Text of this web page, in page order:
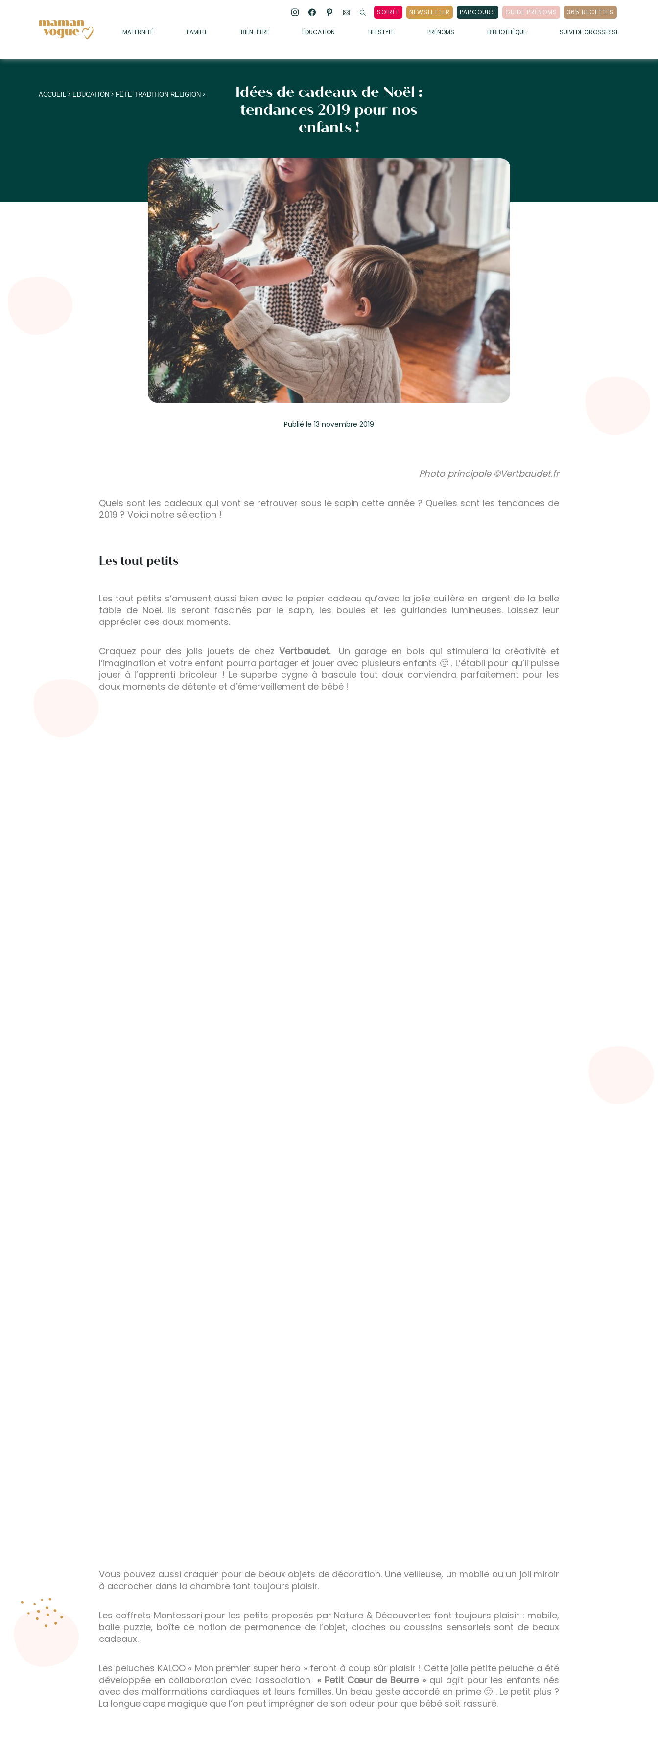
SOIRÉE NEWSLETTER PARCOURS GUIDE PRÉNOMS 365 RECETTES
MATERNITÉ FAMILLE BIEN-ÊTRE ÉDUCATION LIFESTYLE PRÉNOMS BIBLIOTHÈQUE SUIVI DE GROSSESSE
• SOMMEIL
• MÉDECINE DOUCE
+
+
ACCUEIL> EDUCATION> FÊTE TRADITION RELIGION>
Idées de cadeaux de Noël :
tendances 2019 pour nos
enfants !
Publié le 13 novembre 2019
Photo principale ©Vertbaudet.fr
Quels sont les cadeaux qui vont se retrouver sous le sapin cette année ? Quelles sont les tendances de
2019 ? Voici notre sélection !
Les tout petits
Les tout petits s’amusent aussi bien avec le papier cadeau qu’avec la jolie cuillère en argent de la belle
table de Noël. Ils seront fascinés par le sapin, les boules et les guirlandes lumineuses. Laissez leur
apprécier ces doux moments.
Craquez pour des jolis jouets de chez Vertbaudet.Un garage en bois qui stimulera la créativité et
l’imagination et votre enfant pourra partager et jouer avec plusieurs enfants 🙂 . L’établi pour qu’il puisse
jouer à l’apprenti bricoleur ! Le superbe cygne à bascule tout doux conviendra parfaitement pour les
doux moments de détente et d’émerveillement de bébé !
Vous pouvez aussi craquer pour de beaux objets de décoration. Une veilleuse, un mobile ou un joli miroir
à accrocher dans la chambre font toujours plaisir.
Les coffrets Montessori pour les petits proposés par Nature & Découvertes font toujours plaisir : mobile,
balle puzzle, boîte de notion de permanence de l’objet, cloches ou coussins sensoriels sont de beaux
cadeaux.
Les peluches KALOO « Mon premier super hero » feront à coup sûr plaisir ! Cette jolie petite peluche a été
développée en collaboration avec l’association « Petit Cœur de Beurre » qui agît pour les enfants nés
avec des malformations cardiaques et leurs familles. Un beau geste accordé en prime 🙂 . Le petit plus ?
La longue cape magique que l’on peut imprégner de son odeur pour que bébé soit rassuré.